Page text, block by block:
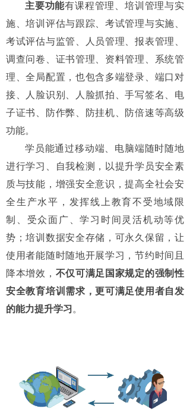
主要功能有课程管理、培训管理与实
施、培训评估与跟踪、考试管理与实施、
考试评估与监管、人员管理、报表管理、
调查问卷、证书管理、资料管理、系统管
理、全局配置，也包含多端登录、端口对
接、人脸识别、人脸抓拍、手写签名、电
子证书、防作弊、防挂机、防倍速等高级
功能。
学员能通过移动端、电脑端随时随地
进行学习、自我检测，以提升学员安全素
质与技能，增强安全意识，提高全社会安
全生产水平，发挥线上教育不受地域限
制、受众面广、学习时间灵活机动等优
势；培训数据安全存储，可永久保留，让
使用者能随时随地开展学习，节约时间且
降本增效， 不仅可满足国家规定的强制性
安全教育培训需求，更可满足使用者自发
的能力提升学习 。